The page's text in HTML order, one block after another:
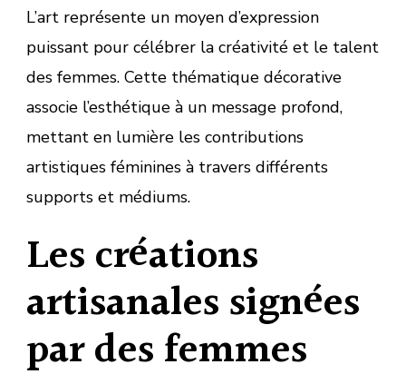
L’art représente un moyen d’expression
puissant pour célébrer la créativité et le talent
des femmes. Cette thématique décorative
associe l’esthétique à un message profond,
mettant en lumière les contributions
artistiques féminines à travers différents
supports et médiums.
Les créations
artisanales signées
par des femmes